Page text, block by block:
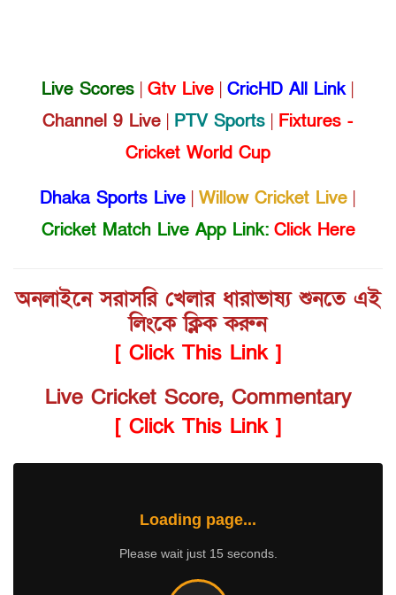
Live Scores | Gtv Live | CricHD All Link|
Channel 9 Live | PTV Sports | Fixtures -
Cricket World Cup
Dhaka Sports Live | Willow Cricket Live |
Cricket Match Live App Link: Click Here
অনলাইনে সরাসরি খেলার ধারাভাষ্য শুনতে এই
লিংকে ক্লিক করুন
[ Click This Link ]
Live Cricket Score, Commentary
[ Click This Link ]
Loading page...
Please wait just 15 seconds.